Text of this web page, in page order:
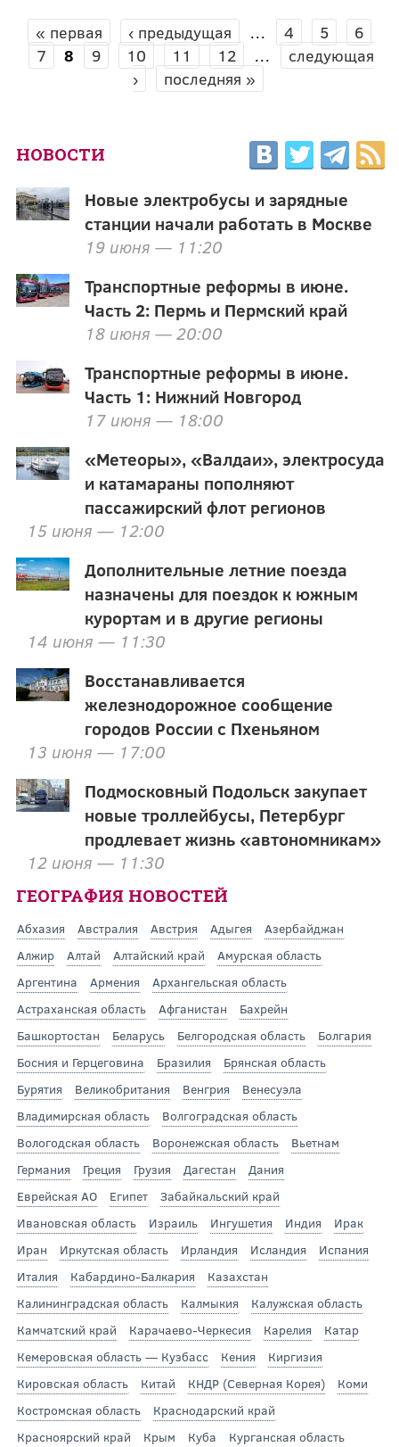
СТРАНИЦЫ
« первая ‹ предыдущая … 4 5
6
7
8 9 10 11 12 …
следующая
›
последняя »
НОВОСТИ
Новые электробусы и зарядные
станции начали работать в Москве
19 июня — 11:20
Транспортные реформы в июне.
Часть 2: Пермь и Пермский край
18 июня — 20:00
Транспортные реформы в июне.
Часть 1: Нижний Новгород
17 июня — 18:00
«Метеоры», «Валдаи», электросуда
и катамараны пополняют
пассажирский флот регионов
15 июня — 12:00
Дополнительные летние поезда
назначены для поездок к южным
курортам и в другие регионы
14 июня — 11:30
Восстанавливается
железнодорожное сообщение
городов России с Пхеньяном
13 июня — 17:00
Подмосковный Подольск закупает
новые троллейбусы, Петербург
продлевает жизнь «автономникам»
12 июня — 11:30
ГЕОГРАФИЯ НОВОСТЕЙ
Абхазия Австралия Австрия Адыгея
Азербайджан
Алжир
Алтай Алтайский край
Амурская область
Аргентина
Армения
Архангельская область
Астраханская область
Афганистан
Бахрейн
Башкортостан
Беларусь Белгородская область
Болгария
Босния и Герцеговина
Бразилия
Брянская область
Бурятия
Великобритания Венгрия
Венесуэла
Владимирская область
Волгоградская область
Вологодская область
Воронежская область
Вьетнам
Германия
Греция Грузия Дагестан
Дания
Еврейская АО
Египет
Забайкальский край
Ивановская область
Израиль Ингушетия Индия
Ирак
Иран
Иркутская область Ирландия Исландия
Испания
Италия
Кабардино-Балкария
Казахстан
Калининградская область
Калмыкия
Калужская область
Камчатский край
Карачаево-Черкесия Карелия
Катар
Кемеровская область — Кузбасс
Кения
Киргизия
Кировская область
Китай КНДР (Северная Корея)
Коми
Костромская область
Краснодарский край
Красноярский край
Крым Куба
Курганская область